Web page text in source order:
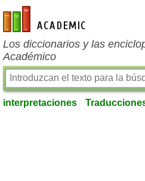
es-academic.com
Los diccionarios y las
Académico
interpretaciones